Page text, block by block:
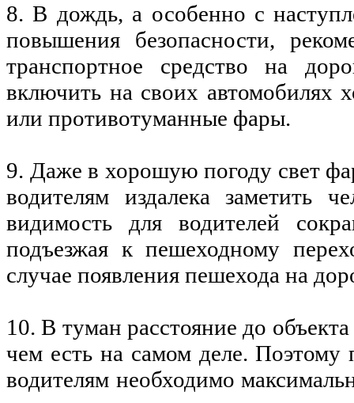
8. В дождь, а особенно с
повышения безопасности,
транспортное средство на
включить на своих автомобилях
или противотуманные фары.
9. Даже в хорошую погоду свет
водителям издалека заметить
видимость для водителей
подъезжая к пешеходному
случае появления пешехода на
10. В туман расстояние до
чем есть на самом деле.
водителям необходимо